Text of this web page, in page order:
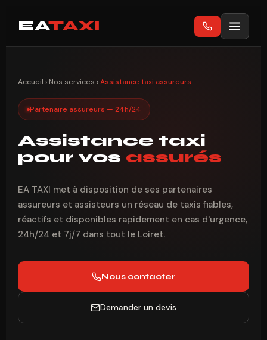
EATAXI
Accueil ›Nos services ›Assistance taxi assureurs
Partenaire assureurs — 24h/24
Assistance taxi
pour vos assurés
EA TAXI met à disposition de ses partenaires
assureurs et assisteurs un réseau de taxis fiables,
réactifs et disponibles rapidement en cas d'urgence,
24h/24 et 7j/7 dans tout le Loiret.
Nous contacter
Demander un devis